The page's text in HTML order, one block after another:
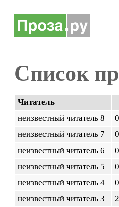
Список
Читатель
неизвестный читатель 8
неизвестный читатель 7
неизвестный читатель 6
неизвестный читатель 5
неизвестный читатель 4
неизвестный читатель 3